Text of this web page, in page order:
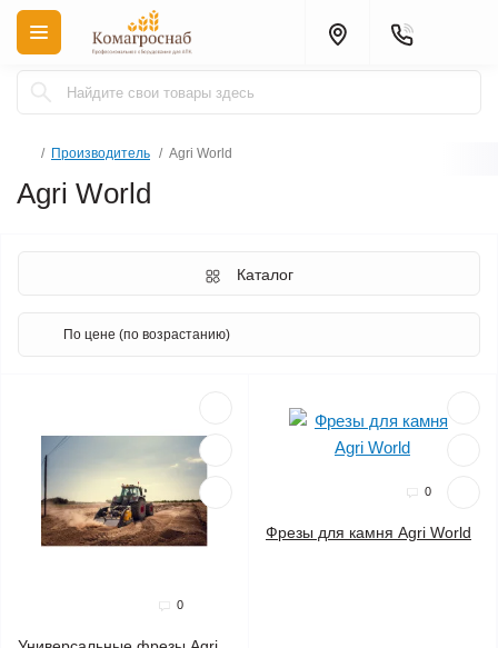
Производитель Agri World
Agri World
Каталог
0
0
Фрезы для камня Agri World